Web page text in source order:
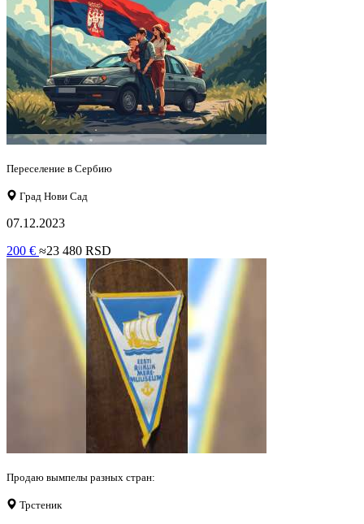
Переселение в Сербию
Град Нови Сад
07.12.2023
200 € ≈23 480 RSD
Продаю вымпелы разных стран:
Трстеник